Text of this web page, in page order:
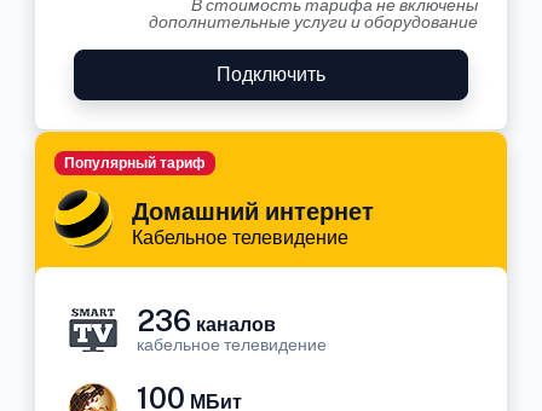
В стоимость тарифа не включены
дополнительные услуги и оборудование
Подключить
Домашний интернет
Кабельное телевидение
Популярный тариф
236 каналов
кабельное телевидение
100 МБит